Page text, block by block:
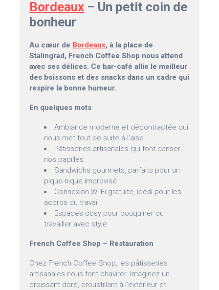
Bordeaux – Un petit coin de
bonheur
Au cœur de Bordeaux, à la place de
Stalingrad, French Coffee Shop nous attend
avec ses délices. Ce bar-café allie le meilleur
des boissons et des snacks dans un cadre qui
respire la bonne humeur.
En quelques mots
Ambiance moderne et décontractée qui
nous met tout de suite à l’aise
Pâtisseries artisanales qui font danser
nos papilles
Sandwichs gourmets, parfaits pour un
pique-nique improvisé
Connexion Wi-Fi gratuite, idéal pour les
accros du travail
Espaces cosy pour bouquiner ou
travailler avec style
French Coffee Shop – Restauration
Chez French Coffee Shop, les pâtisseries
artisanales nous font chavirer. Imaginez un
croissant doré, croustillant à l’extérieur et